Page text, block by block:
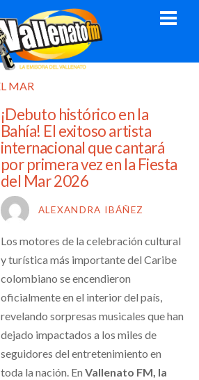
¡Debuto histórico en la
Bahía! El exitoso artista
internacional que cantará
por primera vez en la Fiesta
del Mar 2026
ALEXANDRA IBÁÑEZ
Los motores de la celebración cultural
y turística más importante del Caribe
colombiano se encendieron
oficialmente en el interior del país,
revelando sorpresas musicales que han
dejado impactados a los miles de
seguidores del entretenimiento en
toda la nación. En Vallenato FM, la